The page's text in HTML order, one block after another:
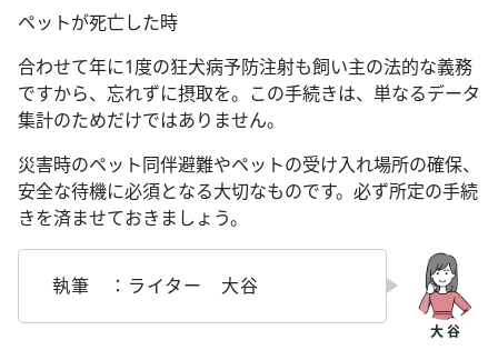
ペットが死亡した時
合わせて年に1度の狂犬病予防注射も飼い主の法的な義務
ですから、忘れずに摂取を。この手続きは、単なるデータ
集計のためだけではありません。
災害時のペット同伴避難やペットの受け入れ場所の確保、
安全な待機に必須となる大切なものです。必ず所定の手続
きを済ませておきましょう。
執筆 ：ライター 大谷